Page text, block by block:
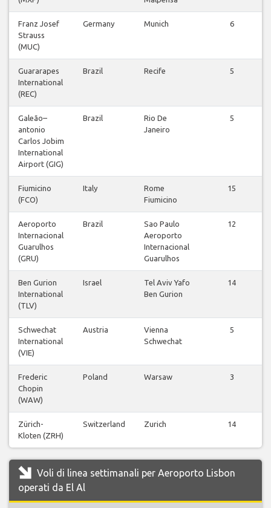
Franz Josef
Strauss
(MUC)
Germany Munich 6
Guararapes
International
(REC)
Brazil Recife 5
Galeão–
antonio
Carlos Jobim
International
Airport (GIG)
Brazil
Rio De
Janeiro
5
Fiumicino
(FCO)
Italy
Rome
Fiumicino
15
Aeroporto
Internacional
Guarulhos
(GRU)
Brazil
Sao Paulo
Aeroporto
Internacional
Guarulhos
12
Ben Gurion
International
(TLV)
Israel
Tel Aviv Yafo
Ben Gurion
14
Schwechat
International
(VIE)
Austria
Vienna
Schwechat
5
Frederic
Chopin
(WAW)
Poland Warsaw 3
Zürich-
Kloten (ZRH)
Switzerland Zurich 14
Voli di linea settimanali per Aeroporto Lisbon
operati da El Al